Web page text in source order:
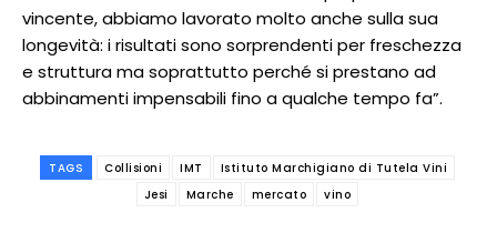
vincente, abbiamo lavorato molto anche sulla sua
longevità: i risultati sono sorprendenti per freschezza
e struttura ma soprattutto perché si prestano ad
abbinamenti impensabili fino a qualche tempo fa”.
TAGS Collisioni IMT
Istituto Marchigiano di Tutela Vini
Jesi
Marche mercato vino